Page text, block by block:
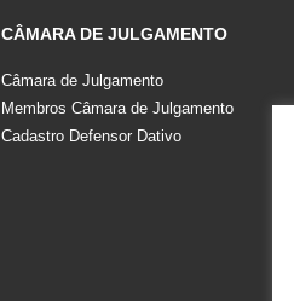
CÂMARA DE JULGAMENTO
Câmara de Julgamento
Membros Câmara de Julgamento
Cadastro Defensor Dativo